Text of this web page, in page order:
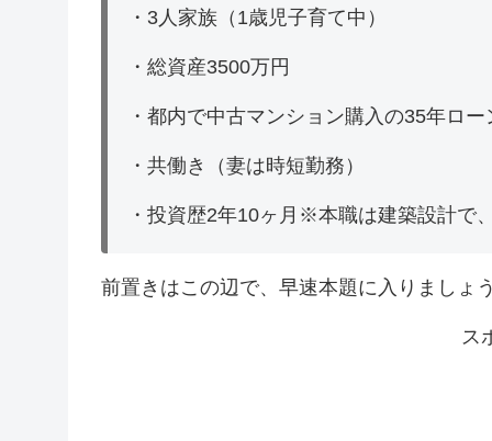
・3人家族（1歳児子育て中）
・総資産3500万円
・都内で中古マンション購入の35年ロ
・共働き（妻は時短勤務）
・投資歴2年10ヶ月※本職は建築設計で
前置きはこの辺で、早速本題に入りましょ
ス